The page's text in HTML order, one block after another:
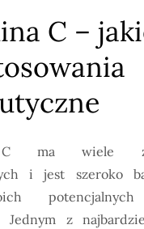
C –
ma wiele
i jest szeroko
potencjalnych
Jednym z